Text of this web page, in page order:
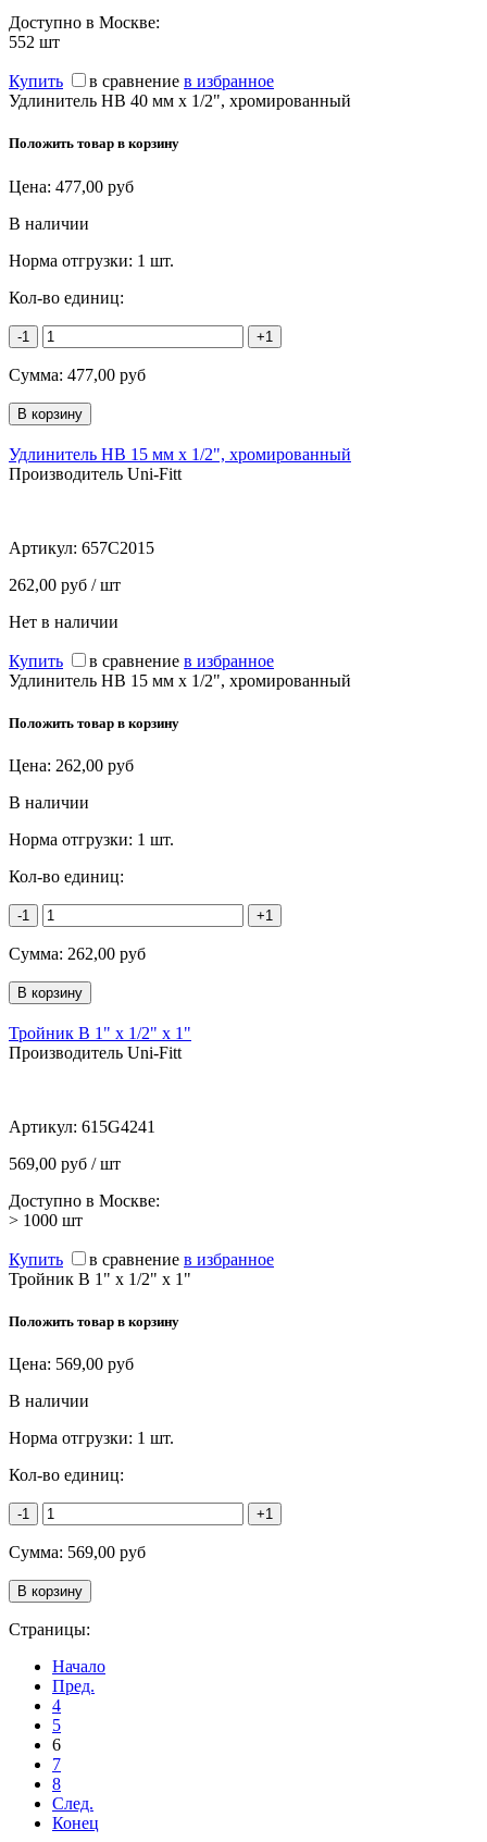
Доступно в Москве:
552 шт
Купить в сравнение в избранное
Удлинитель НВ 40 мм х 1/2", хромированный
Положить товар в корзину
Цена: 477,00 руб
В наличии
Норма отгрузки: 1 шт.
Кол-во единиц:
-1 +1
Сумма: 477,00 руб
Удлинитель НВ 15 мм х 1/2", хромированный
Производитель Uni-Fitt
Артикул: 657C2015
262,00 руб / шт
Нет в наличии
Купить в сравнение в избранное
Удлинитель НВ 15 мм х 1/2", хромированный
Положить товар в корзину
Цена: 262,00 руб
В наличии
Норма отгрузки: 1 шт.
Кол-во единиц:
-1 +1
Сумма: 262,00 руб
Тройник В 1" х 1/2" х 1"
Производитель Uni-Fitt
Артикул: 615G4241
569,00 руб / шт
Доступно в Москве:
> 1000 шт
Купить в сравнение в избранное
Тройник В 1" х 1/2" х 1"
Положить товар в корзину
Цена: 569,00 руб
В наличии
Норма отгрузки: 1 шт.
Кол-во единиц:
-1 +1
Сумма: 569,00 руб
Страницы:
Начало
Пред.
4
5
6
7
8
След.
Конец